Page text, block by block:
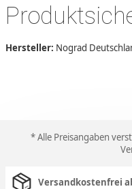
Hersteller: Nograd
* Alle Preisangaben
Versandkostenfrei